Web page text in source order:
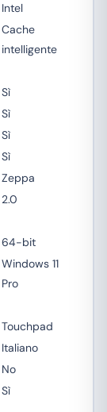
Intel
Cache
intelligente
Sì
Sì
Sì
Sì
Zeppa
2.0
64-bit
Windows 11
Pro
Touchpad
Italiano
No
Sì